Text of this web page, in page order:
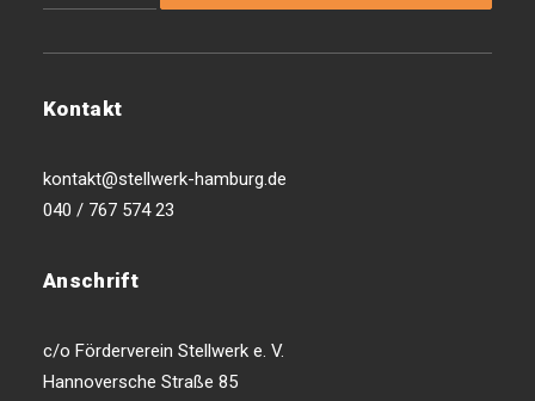
Kontakt
kontakt@stellwerk-hamburg.de
040 / 767 574 23
Anschrift
c/o Förderverein Stellwerk e. V.
Hannoversche Straße 85